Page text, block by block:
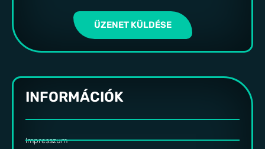
ÜZENET KÜLDÉSE
INFORMÁCIÓK
Impresszum